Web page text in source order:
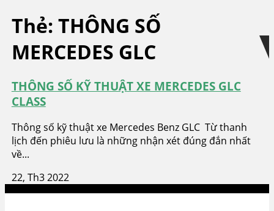
Skip
navigation
Skip
content
Thẻ: THÔNG SỐ
MERCEDES GLC
THÔNG SỐ KỸ THUẬT XE MERCEDES GLC
CLASS
Thông số kỹ thuật xe Mercedes Benz GLC Từ thanh
lịch đến phiêu lưu là những nhận xét đúng đắn nhất
về...
22, Th3 2022